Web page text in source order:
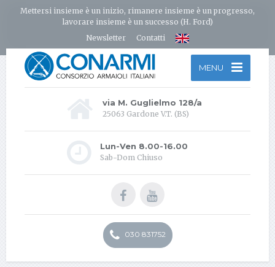
Mettersi insieme è un inizio, rimanere insieme è un progresso,
lavorare insieme è un successo (H. Ford)
Newsletter
Contatti
MENU
via M. Guglielmo 128/a
25063 Gardone V.T. (BS)
Lun-Ven 8.00-16.00
Sab-Dom Chiuso
030 831752